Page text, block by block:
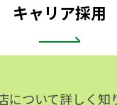
キャリア採用
について詳しく知